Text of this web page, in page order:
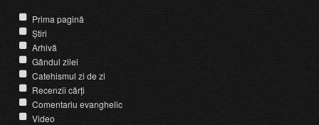
Prima pagină
Știri
Arhivă
Gândul zilei
Catehismul zi de zi
Recenzii cărți
Comentariu evanghelic
Video